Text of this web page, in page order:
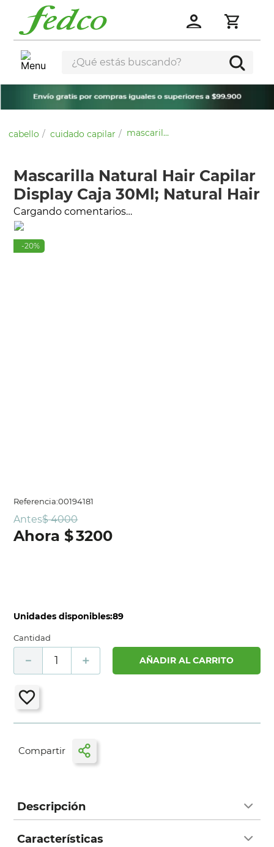
¿Qué estás buscando?
cabello cuidado capilar mascarilla natural hair capilar display caja 30ml; natural hair
Mascarilla Natural Hair Capilar
Display Caja 30Ml; Natural Hair
Cargando comentarios…
-20%
Referencia:00194181
Antes$ 4000
$3200
Unidades disponibles:89
Cantidad
＋
－ AÑADIR AL CARRITO
Descripción
Características